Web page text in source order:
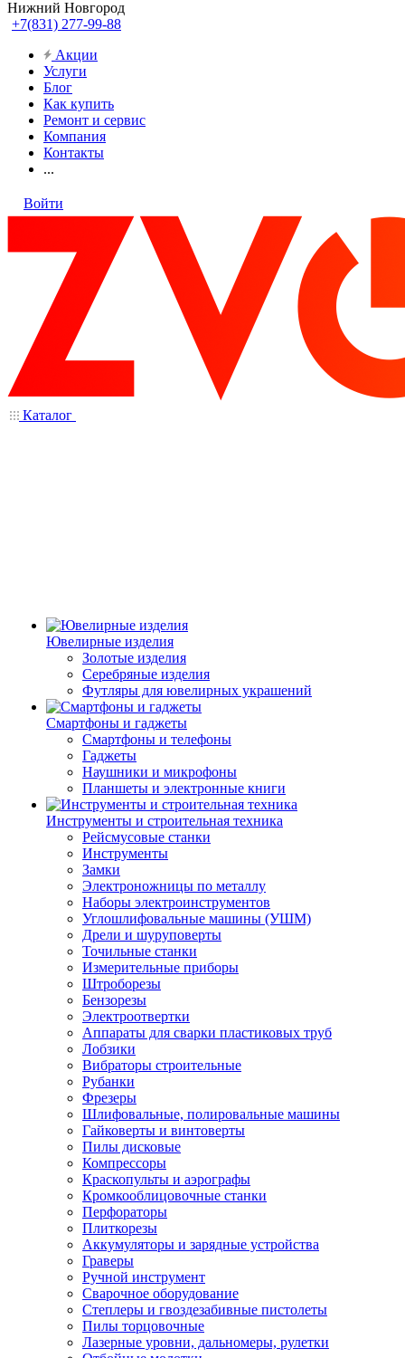
Нижний Новгород
+7(831) 277-99-88
Акции
Услуги
Блог
Как купить
Ремонт и сервис
Компания
Контакты
...
Войти
Каталог
Ювелирные изделия
Золотые изделия
Серебряные изделия
Футляры для ювелирных украшений
Смартфоны и гаджеты
Смартфоны и телефоны
Гаджеты
Наушники и микрофоны
Планшеты и электронные книги
Инструменты и строительная техника
Рейсмусовые станки
Инструменты
Замки
Электроножницы по металлу
Наборы электроинструментов
Углошлифовальные машины (УШМ)
Дрели и шуруповерты
Точильные станки
Измерительные приборы
Штроборезы
Бензорезы
Электроотвертки
Аппараты для сварки пластиковых труб
Лобзики
Вибраторы строительные
Рубанки
Фрезеры
Шлифовальные, полировальные машины
Гайковерты и винтоверты
Пилы дисковые
Компрессоры
Краскопульты и аэрографы
Кромкооблицовочные станки
Перфораторы
Плиткорезы
Аккумуляторы и зарядные устройства
Граверы
Ручной инструмент
Сварочное оборудование
Степлеры и гвоздезабивные пистолеты
Пилы торцовочные
Лазерные уровни, дальномеры, рулетки